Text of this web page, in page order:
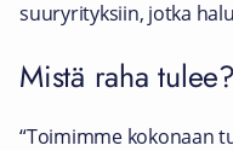
suuryrityksiin, jotka
Mistä raha tulee?
“Toimimme kokonaan